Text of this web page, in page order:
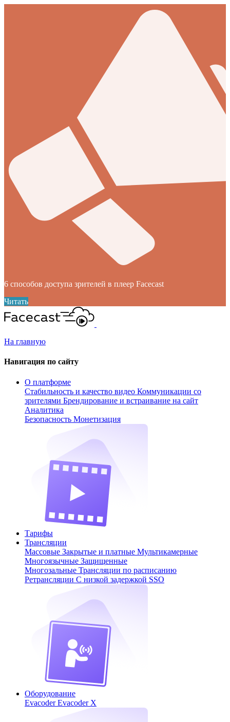
6 способов доступа зрителей в плеер Facecast
Читать
На главную
Навигация по сайту
О платформе
Стабильность и качество видео Коммуникации со
зрителями Брендирование и встраивание на сайт
Аналитика
Безопасность Монетизация
Тарифы
Трансляции
Массовые Закрытые и платные Мультикамерные
Многоязычные Защищенные
Многозальные Трансляции по расписанию
Ретрансляции С низкой задержкой SSO
Оборудование
EvacoderEvacoder X